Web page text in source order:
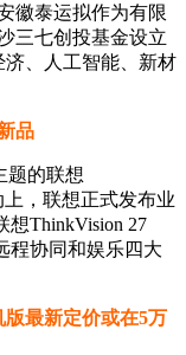
徽泰运拟作为有限
三七创投基金设立
、人工智能、新材
品
的联想
上，联想正式发布业
ThinkVision 27
程协同和娱乐四大
最新定价或在5万